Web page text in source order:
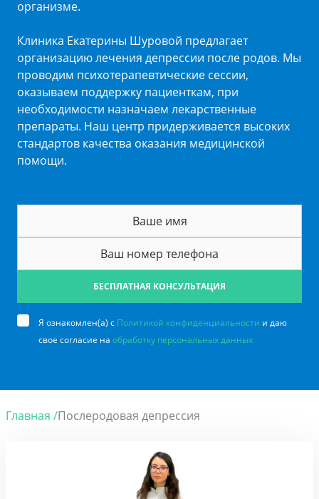
организме.
Клиника Екатерины Шуровой предлагает
организацию лечения депрессии после родов. Мы
проводим психотерапевтические сессии,
оказываем поддержку пациенткам, при
необходимости назначаем лекарственные
препараты. Наш центр придерживается высоких
стандартов качества оказания медицинской
помощи.
БЕСПЛАТНАЯ КОНСУЛЬТАЦИЯ
Я ознакомлен(а) с Политикой конфиденциальности и даю
свое согласие на обработку персональных данных
Главная /Послеродовая депрессия